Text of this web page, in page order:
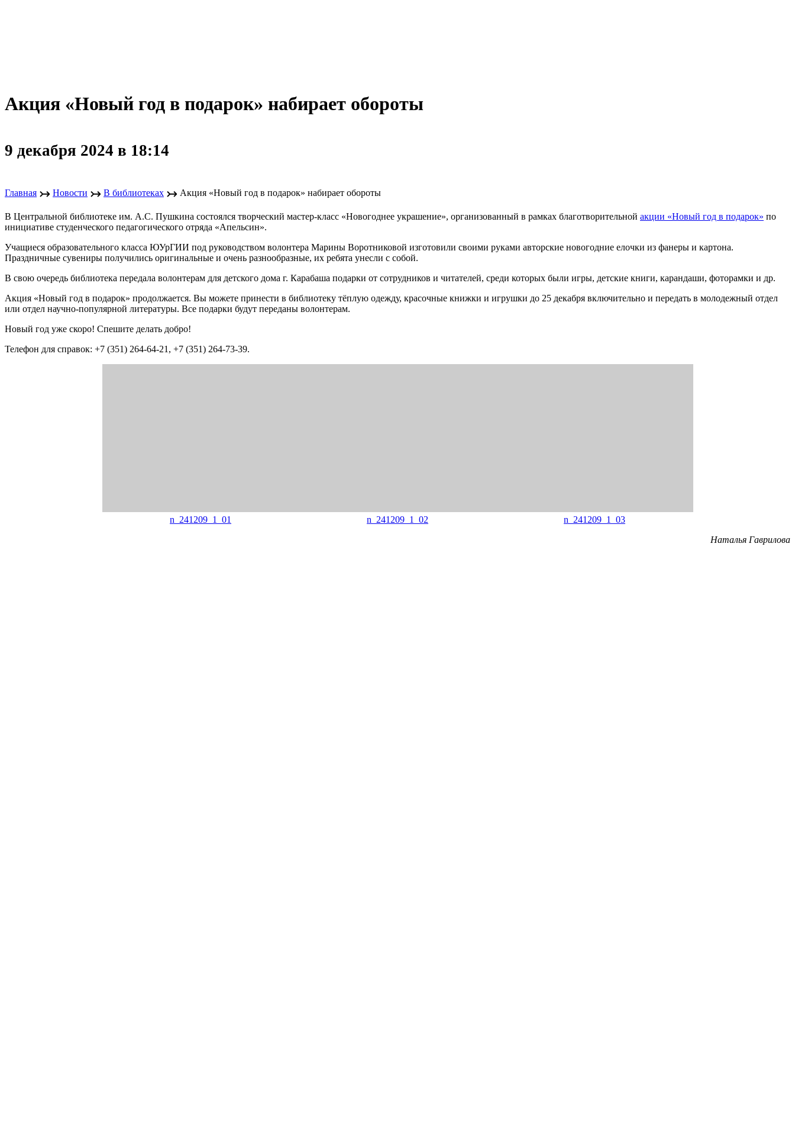
Акция «Новый год в подарок» набирает обороты
9 декабря 2024 в 18:14
Главная ↣ Новости ↣ В библиотеках ↣ Акция «Новый год в подарок» набирает обороты
В Центральной библиотеке им. А.С. Пушкина состоялся творческий мастер-класс «Новогоднее украшение», организованный в рамках благотворительной акции «Новый год в подарок» по
инициативе студенческого педагогического отряда «Апельсин».
Учащиеся образовательного класса ЮУрГИИ под руководством волонтера Марины Воротниковой изготовили своими руками авторские новогодние елочки из фанеры и картона.
Праздничные сувениры получились оригинальные и очень разнообразные, их ребята унесли с собой.
В свою очередь библиотека передала волонтерам для детского дома г. Карабаша подарки от сотрудников и читателей, среди которых были игры, детские книги, карандаши, фоторамки и др.
Акция «Новый год в подарок» продолжается. Вы можете принести в библиотеку тёплую одежду, красочные книжки и игрушки до 25 декабря включительно и передать в молодежный отдел
или отдел научно-популярной литературы. Все подарки будут переданы волонтерам.
Новый год уже скоро! Спешите делать добро!
Телефон для справок: +7 (351) 264-64-21, +7 (351) 264-73-39.
n_241209_1_01 n_241209_1_02
n_241209_1_03
Наталья Гаврилова